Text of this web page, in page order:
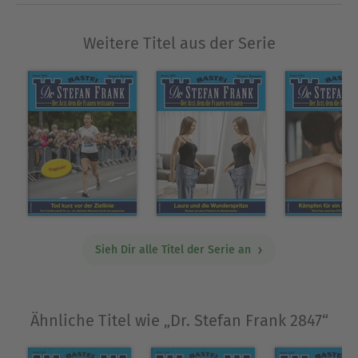
Weitere Titel aus der Serie
Sieh Dir alle Titel der Serie an
Ähnliche Titel wie „Dr. Stefan Frank 2847“